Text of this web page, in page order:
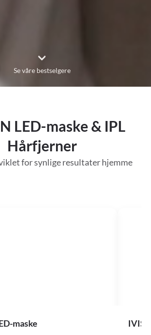
Se våre bestselgere
LED-maske & IPL
Hårfjerner
for synlige resultater hjemme
maske